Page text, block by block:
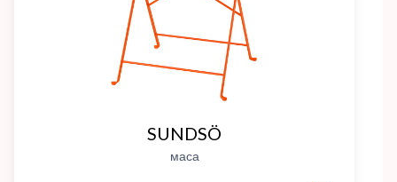
SUNDSÖ
маса